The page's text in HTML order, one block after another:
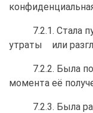
7.2.1. Стала
утраты или
7.2.2. Была
момента её
7.2.3. Была